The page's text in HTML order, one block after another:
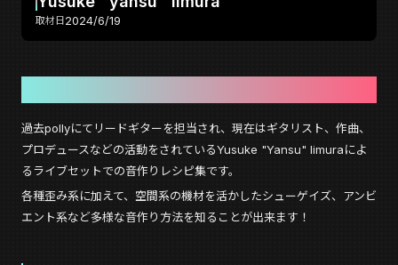
取材日 2024/6/19
過去pollyにてリードギターを担当され、現在はギタリスト、作曲、
プロデュースなどの活動をされているYusuke "Yansu" Iimuraによ
るライブセットでの音作りレシピ集です。
各種歪み系に加えて、空間系の機材を活かしたシューゲイズ、アンビ
エント系など多様な音作り方法を知ることが出来ます！